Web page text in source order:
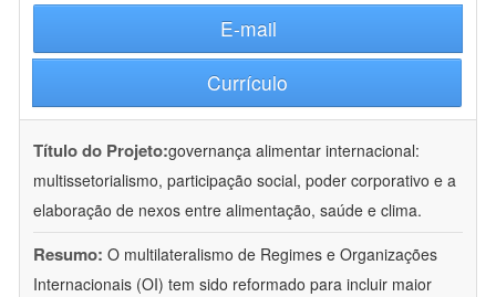
E-mail
Currículo
Título do Projeto:governança alimentar internacional:
multissetorialismo, participação social, poder corporativo e a
elaboração de nexos entre alimentação, saúde e clima.
Resumo: O multilateralismo de Regimes e Organizações
Internacionais (OI) tem sido reformado para incluir maior